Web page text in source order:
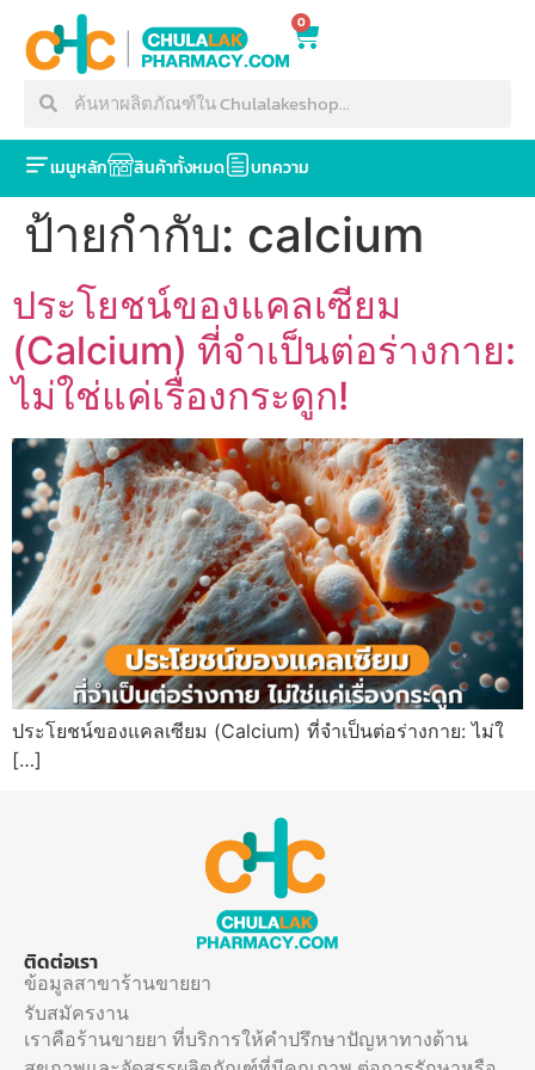
0
เมนูหลัก สินค้าทั้งหมด บทความ
ป้ายกำกับ: calcium
ประโยชน์ของแคลเซียม
(Calcium) ที่จำเป็นต่อร่างกาย:
ไม่ใช่แค่เรื่องกระดูก!
ประโยชน์ของแคลเซียม (Calcium) ที่จำเป็นต่อร่างกาย: ไม่ใ
[…]
ติดต่อเรา
ข้อมูลสาขาร้านขายยา
รับสมัครงาน
เราคือร้านขายยา ที่บริการให้คำปรึกษาปัญหาทางด้าน